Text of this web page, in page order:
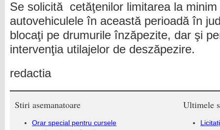
Se solicită cetăţenilor limitarea la
autovehiculele în această perioadă în
blocaţi pe drumurile înzăpezite, dar şi
intervenţia utilajelor de deszăpezire.
redactia
Stiri asemanatoare
Orar special pentru cursele
Ultimele